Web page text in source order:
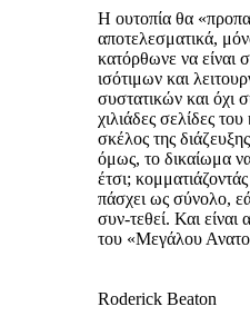
Η ουτοπία θα
αποτελεσματικά,
κατόρθωνε να είναι
ισότιμων και
συστατικών και όχι
χιλιάδες σελίδες
σκέλος της
όμως, το δικαίωμα
έτσι;
πάσχει ως σύνολο,
συν-τεθεί. Και
του «Μεγάλου
Roderick Beaton